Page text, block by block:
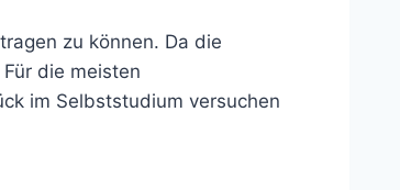
zu können. Da die
die meisten
im Selbststudium versuchen